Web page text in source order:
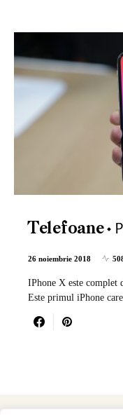
Telefoane
26 noiembrie 2018
IPhone X este complet
Este primul iPhone